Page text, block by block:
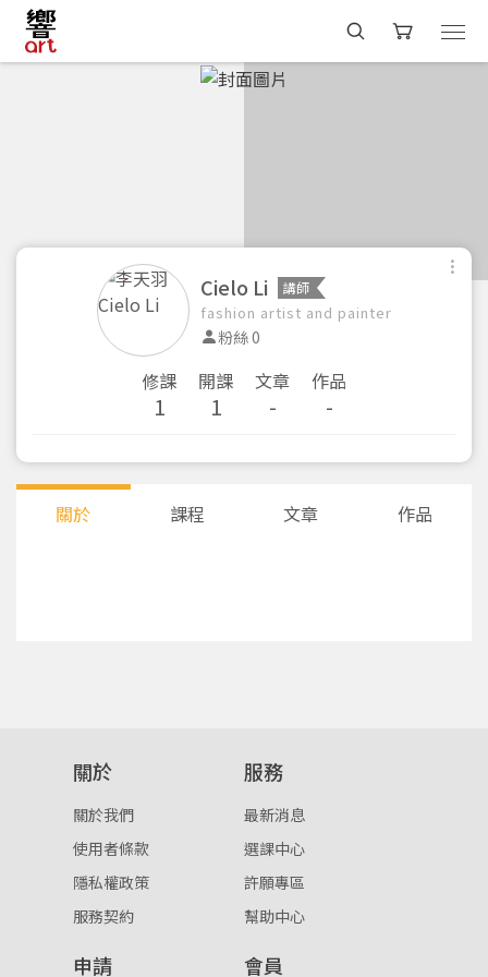
入。
重設密碼
點擊下方「確定」將前一位使用者強制登出。
確定
取消
Cielo Li 講師
fashion artist and painter
粉絲 0
修課
1
開課
1
文章
-
作品
-
關於 課程 文章 作品
關於
關於我們
使用者條款
隱私權政策
服務契約
服務
最新消息
選課中心
許願專區
幫助中心
申請 會員